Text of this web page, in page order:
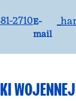
2710E-
mail
E-
WOJENNEJ